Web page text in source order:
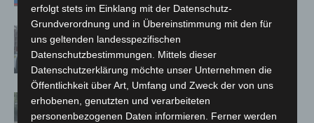
Celle: Mensch stirbt bei Bagger-Unfall
auf Baustelle
Gasleitung bei McDonald’s-Umbau in
Langenhagen beschädigt
erfolgt stets im Einklang mit der Datenschutz-
Grundverordnung und in Übereinstimmung mit den für
uns geltenden landesspezifischen
Datenschutzbestimmungen. Mittels dieser
Datenschutzerklärung möchte unser Unternehmen die
Öffentlichkeit über Art, Umfang und Zweck der von uns
erhobenen, genutzten und verarbeiteten
personenbezogenen Daten informieren. Ferner werden